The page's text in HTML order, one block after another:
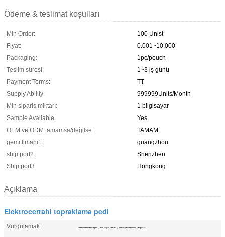
Ödeme & teslimat koşulları
Min Order:
100 Unist
Fiyat:
0.001~10.000
Packaging:
1pc/pouch
Teslim süresi:
1~3 iş günü
Payment Terms:
TT
Supply Ability:
999999Units/Month
Min sipariş miktarı:
1 bilgisayar
Sample Available:
Yes
OEM ve ODM tamamsa/değilse:
TAMAM
gemi limanı1:
guangzhou
ship port2:
Shenzhen
Ship port3:
Hongkong
Açıklama
Elektrocerrahi topraklama pedi
Vurgulamak: elektrocerrahi kalem/ped , nötr negatif elektrot , yeniden kullanılabilir ESU plakası